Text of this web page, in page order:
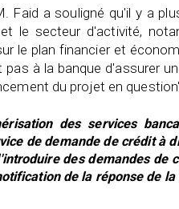
Faid a souligné qu'il y a
le secteur d'activité,
le plan financier et
à la banque d'assurer
du projet en
des services
de demande de crédit à
des demandes de
de la réponse de